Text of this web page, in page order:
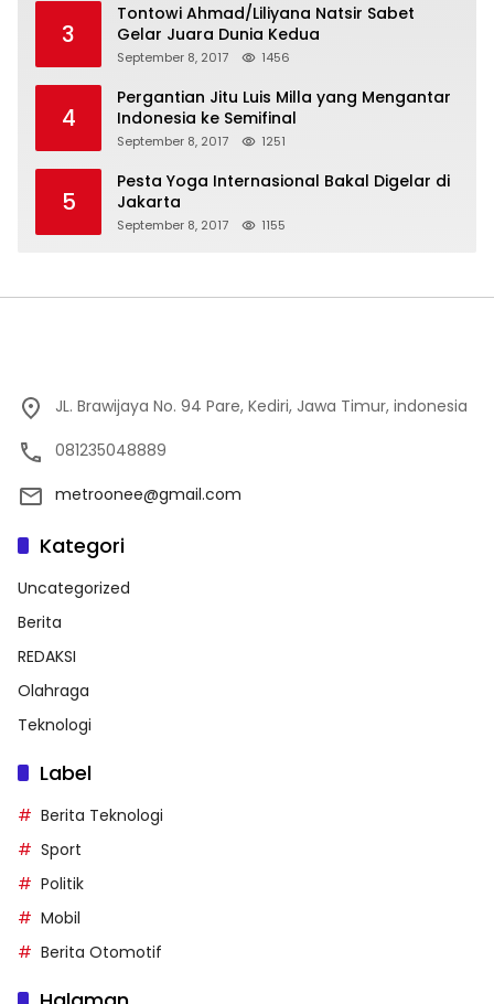
3
Tontowi Ahmad/Liliyana Natsir Sabet
Gelar Juara Dunia Kedua
September 8, 2017 1456
4
Pergantian Jitu Luis Milla yang Mengantar
Indonesia ke Semifinal
September 8, 2017 1251
5
Pesta Yoga Internasional Bakal Digelar di
Jakarta
September 8, 2017 1155
JL. Brawijaya No. 94 Pare, Kediri, Jawa Timur, indonesia
081235048889
metroonee@gmail.com
Kategori
Uncategorized
Berita
REDAKSI
Olahraga
Teknologi
Label
Berita Teknologi
Sport
Politik
Mobil
Berita Otomotif